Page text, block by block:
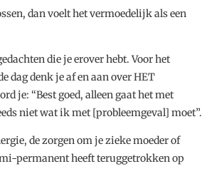
dan voelt het vermoedelijk als een
die je erover hebt. Voor het
dag denk je af en aan over HET
je: “Best goed, alleen gaat het met
niet wat ik met [probleemgeval] moet”.
de zorgen om je zieke moeder of
permanent heeft teruggetrokken op